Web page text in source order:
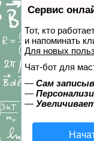
Сервис
Тот, кто
и напоминать
Для новых
Чат-бот для
— Сам
—
—